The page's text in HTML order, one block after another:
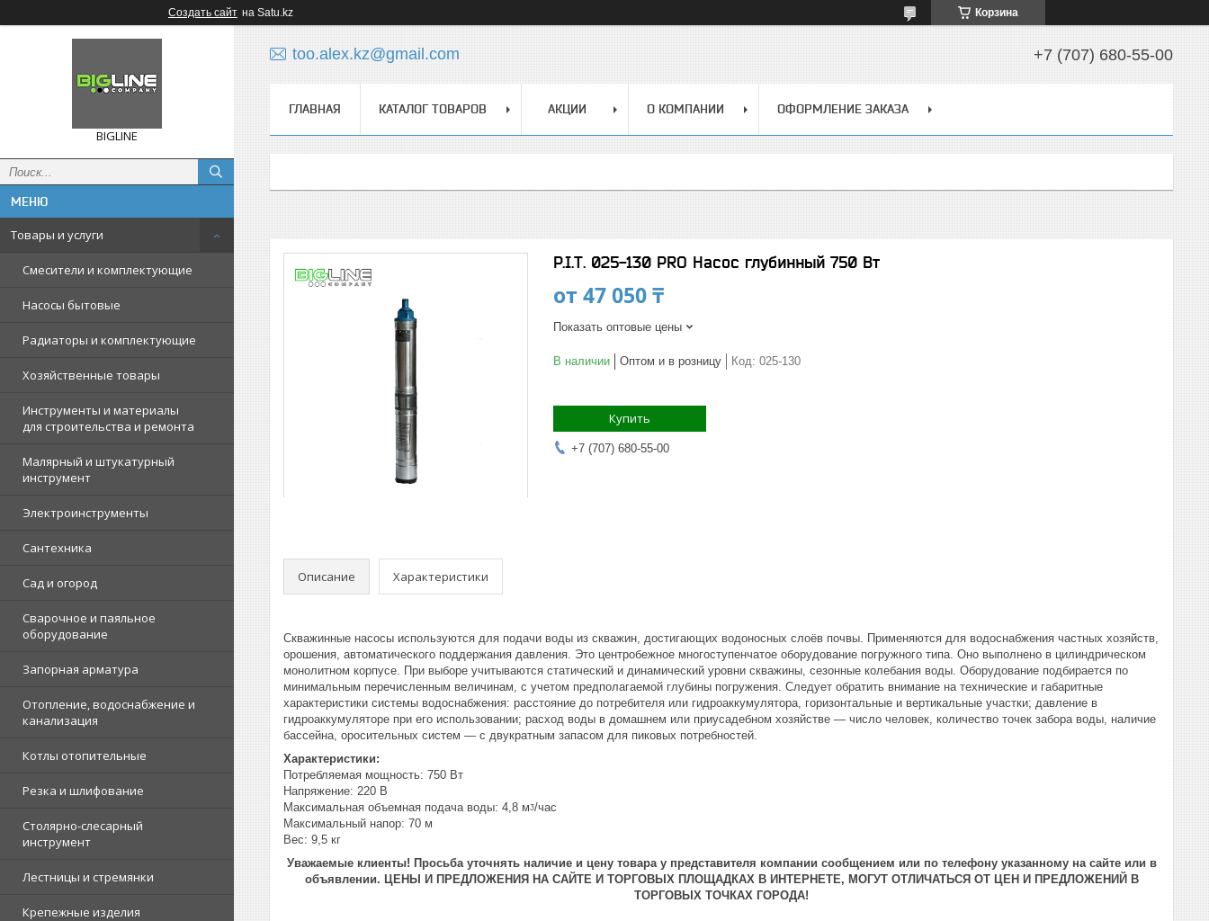
Создать сайт на Satu.kz Корзина
BIGLINE
Товары и услуги
Смесители и комплектующие
Насосы бытовые
Радиаторы и комплектующие
Хозяйственные товары
Инструменты и материалы
для строительства и ремонта
Малярный и штукатурный
инструмент
Электроинструменты
Сантехника
Сад и огород
Сварочное и паяльное
оборудование
Запорная арматура
Отопление, водоснабжение и
канализация
Котлы отопительные
Резка и шлифование
Столярно-слесарный
инструмент
Лестницы и стремянки
Крепежные изделия
too.alex.kz@gmail.com +7 (707) 680-55-00
ГЛАВНАЯ КАТАЛОГ ТОВАРОВ АКЦИИ О КОМПАНИИ ОФОРМЛЕНИЕ ЗАКАЗА
P.I.T. 025-130 PRO Насос глубинный 750 Вт
от47 050 ₸
Показать оптовые цены
В наличии Оптом и в розницу Код: 025-130
Купить
+7 (707) 680-55-00
Описание Характеристики
Скважинные насосы используются для подачи воды из скважин, достигающих водоносных слоёв почвы. Применяются для водоснабжения частных хозяйств,
орошения, автоматического поддержания давления. Это центробежное многоступенчатое оборудование погружного типа. Оно выполнено в цилиндрическом
монолитном корпусе. При выборе учитываются статический и динамический уровни скважины, сезонные колебания воды. Оборудование подбирается по
минимальным перечисленным величинам, с учетом предполагаемой глубины погружения. Следует обратить внимание на технические и габаритные
характеристики системы водоснабжения: расстояние до потребителя или гидроаккумулятора, горизонтальные и вертикальные участки; давление в
гидроаккумуляторе при его использовании; расход воды в домашнем или приусадебном хозяйстве — число человек, количество точек забора воды, наличие
бассейна, оросительных систем — с двукратным запасом для пиковых потребностей.
Характеристики:
Потребляемая мощность: 750 Вт
Напряжение: 220 В
Максимальная объемная подача воды: 4,8 мᶾ/час
Максимальный напор: 70 м
Вес: 9,5 кг
Уважаемые клиенты! Просьба уточнять наличие и цену товара у представителя компании сообщением или по телефону указанному на сайте или в
объявлении. ЦЕНЫ И ПРЕДЛОЖЕНИЯ НА САЙТЕ И ТОРГОВЫХ ПЛОЩАДКАХ В ИНТЕРНЕТЕ, МОГУТ ОТЛИЧАТЬСЯ ОТ ЦЕН И ПРЕДЛОЖЕНИЙ В
ТОРГОВЫХ ТОЧКАХ ГОРОДА!